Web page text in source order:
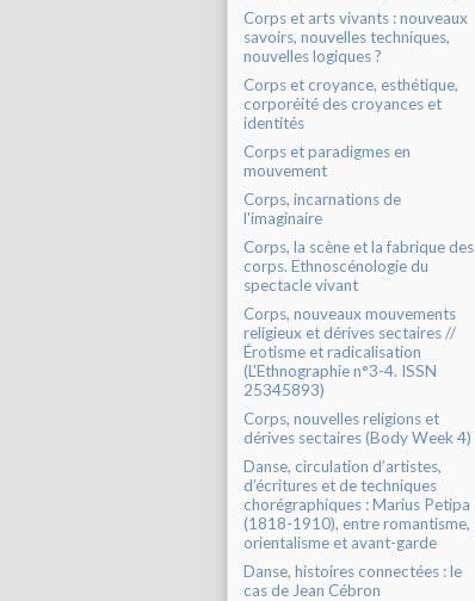
Corps et arts vivants : nouveaux
savoirs, nouvelles techniques,
nouvelles logiques ?
Corps et croyance, esthétique,
corporéité des croyances et
identités
Corps et paradigmes en
mouvement
Corps, incarnations de
l'imaginaire
Corps, la scène et la fabrique des
corps. Ethnoscénologie du
spectacle vivant
Corps, nouveaux mouvements
religieux et dérives sectaires //
Érotisme et radicalisation
(L'Ethnographie n°3-4. ISSN
25345893)
Corps, nouvelles religions et
dérives sectaires (Body Week 4)
Danse, circulation d’artistes,
d’écritures et de techniques
chorégraphiques : Marius Petipa
(1818-1910), entre romantisme,
orientalisme et avant-garde
Danse, histoires connectées : le
cas de Jean Cébron